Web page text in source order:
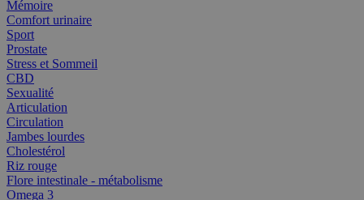
Mémoire
Comfort urinaire
Sport
Prostate
Stress et Sommeil
CBD
Sexualité
Articulation
Circulation
Jambes lourdes
Cholestérol
Riz rouge
Flore intestinale - métabolisme
Omega 3